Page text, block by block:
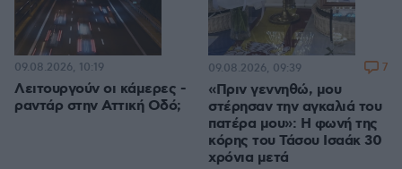
Λειτουργούν οι κάμερες -
ραντάρ στην Αττική Οδό;
09.08.2026, 10:19
«Πριν γεννηθώ, μου
στέρησαν την αγκαλιά του
πατέρα μου»: Η φωνή της
κόρης του Τάσου Ισαάκ 30
χρόνια μετά
09.08.2026, 09:39 7